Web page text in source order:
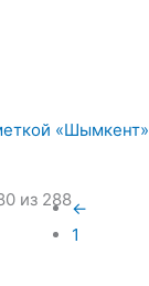
«Шымкент»
из 288←
1